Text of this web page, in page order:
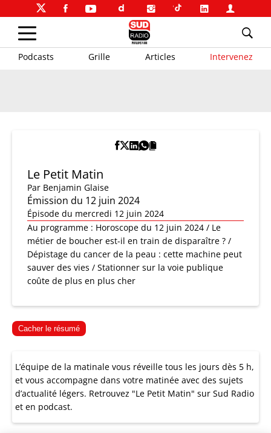
Podcasts Grille Articles Intervenez
Le Petit Matin
Par Benjamin Glaise
Émission du 12 juin 2024
Épisode du mercredi 12 juin 2024
Au programme : Horoscope du 12 juin 2024 / Le
métier de boucher est-il en train de disparaître ? /
Dépistage du cancer de la peau : cette machine peut
sauver des vies / Stationner sur la voie publique
coûte de plus en plus cher
Cacher le résumé
L’équipe de la matinale vous réveille tous les jours dès 5 h,
et vous accompagne dans votre matinée avec des sujets
d’actualité légers. Retrouvez "Le Petit Matin" sur Sud Radio
et en podcast.